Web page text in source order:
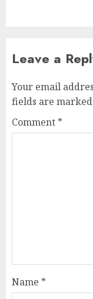
Leave a
Your email
fields are marked
Comment *
Name *